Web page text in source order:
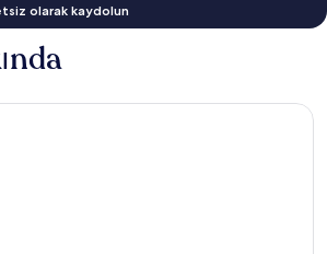
olarak kaydolun